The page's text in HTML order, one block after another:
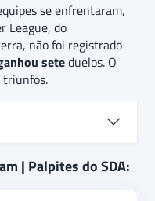
se enfrentaram,
League, do
não foi registrado
seteduelos. O
triunfos.
reservadapara
Copa da Liga
| Palpites do SDA: